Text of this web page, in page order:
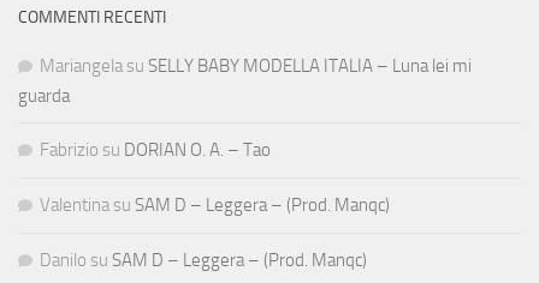
COMMENTI RECENTI
Mariangela su SELLY BABY MODELLA ITALIA – Luna lei mi
guarda
Fabrizio su DORIAN O. A. – Tao
Valentina su SAM D – Leggera – (Prod. Manqc)
Danilo su SAM D – Leggera – (Prod. Manqc)